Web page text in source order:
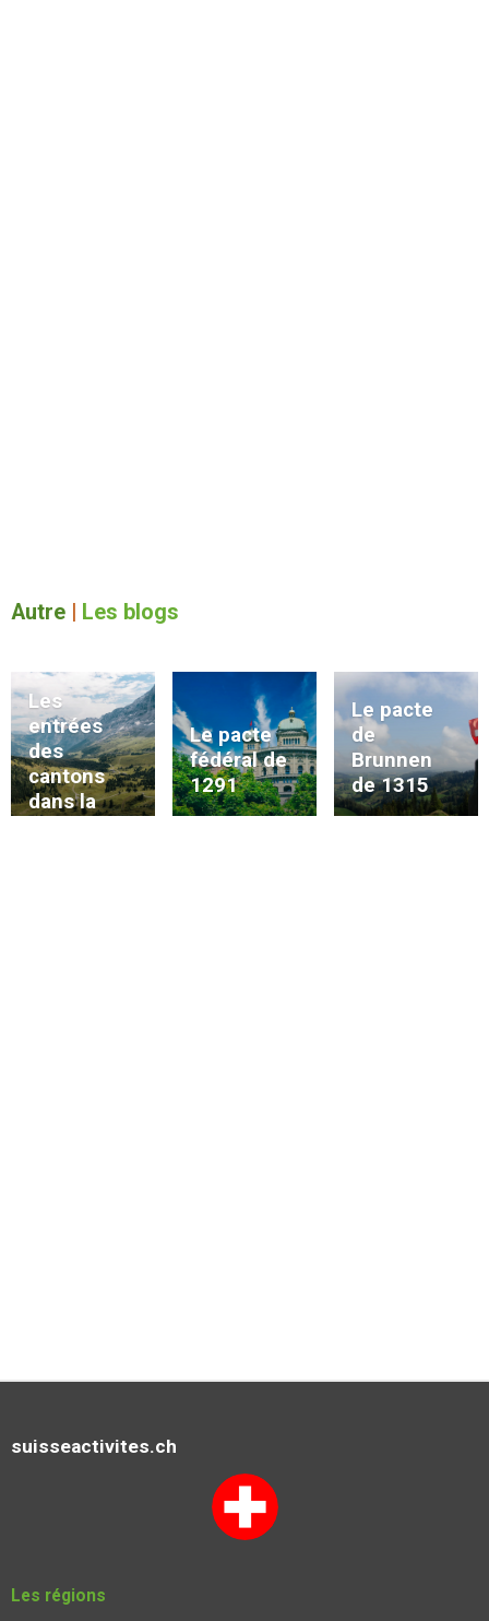
Autre Les blogs
Les
entrées
des
cantons
dans la
Le pacte
fédéral de
1291
Le pacte
de
Brunnen
de 1315
suisseactivites.ch
Les régions